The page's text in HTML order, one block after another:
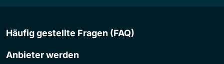
Häufig gestellte Fragen (FAQ)
Anbieter werden